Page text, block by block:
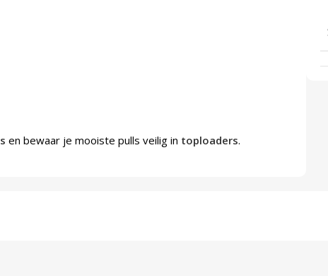
en bewaar je mooiste pulls veilig in toploaders.